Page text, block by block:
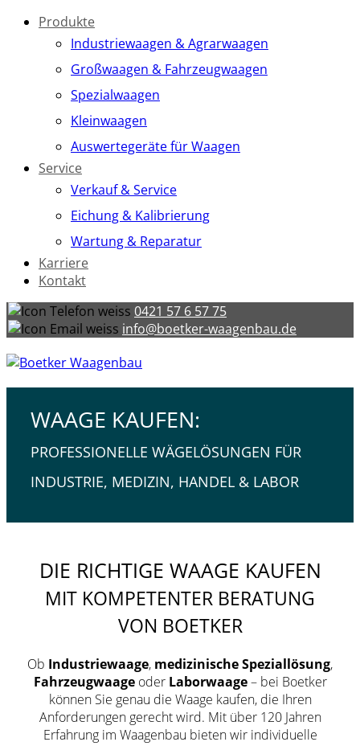
Produkte
Industriewaagen & Agrarwaagen
Großwaagen & Fahrzeugwaagen
Spezialwaagen
Kleinwaagen
Auswertegeräte für Waagen
Service
Verkauf & Service
Eichung & Kalibrierung
Wartung & Reparatur
Karriere
Kontakt
0421 57 6 57 75
info@boetker-waagenbau.de
WAAGE KAUFEN:
PROFESSIONELLE WÄGELÖSUNGEN FÜR
INDUSTRIE, MEDIZIN, HANDEL & LABOR
DIE RICHTIGE WAAGE KAUFEN
MIT KOMPETENTER BERATUNG
VON BOETKER
Ob Industriewaage, medizinische Speziallösung,
Fahrzeugwaageoder Laborwaage– bei Boetker
können Sie genau die Waage kaufen, die Ihren
Anforderungen gerecht wird. Mit über 120 Jahren
Erfahrung im Waagenbau bieten wir individuelle